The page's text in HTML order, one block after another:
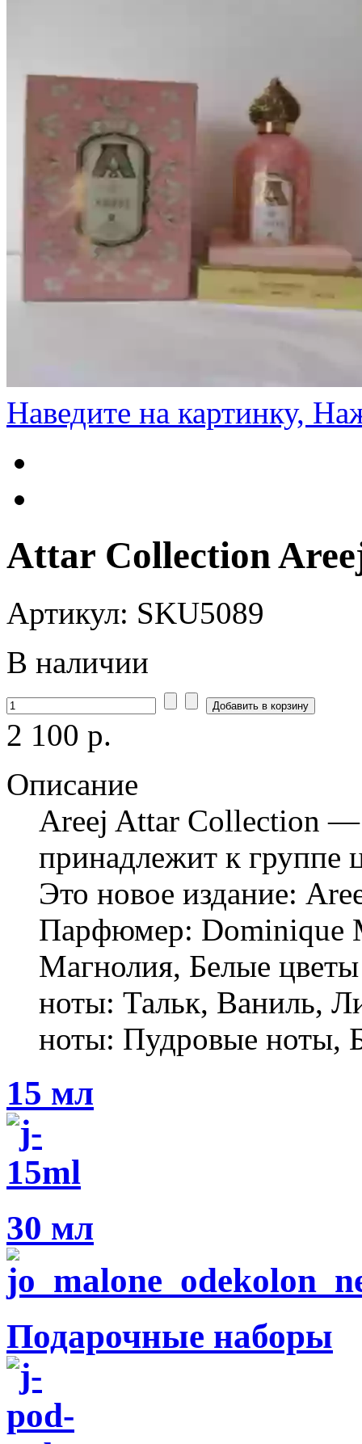
Наведите на картинку,
Attar Collection
Артикул: SKU5089
В наличии
2 100 р.
Описание
Areej Attar Collection —
принадлежит к группе
Это новое издание:
Парфюмер: Dominique
Магнолия, Белые
ноты: Тальк, Ваниль,
ноты: Пудровые ноты,
15 мл
30 мл
Подарочные наборы